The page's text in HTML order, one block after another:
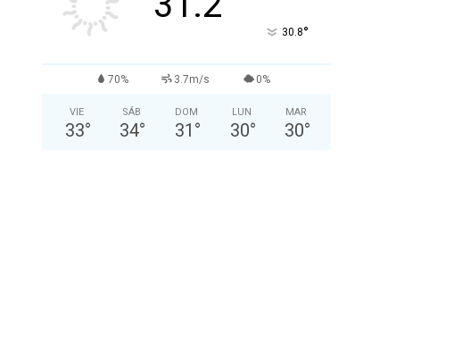
30.8°
70% 3.7m/s 0%
VIE
33°
SÁB
34°
DOM
31 °
LUN
30°
MAR
30°